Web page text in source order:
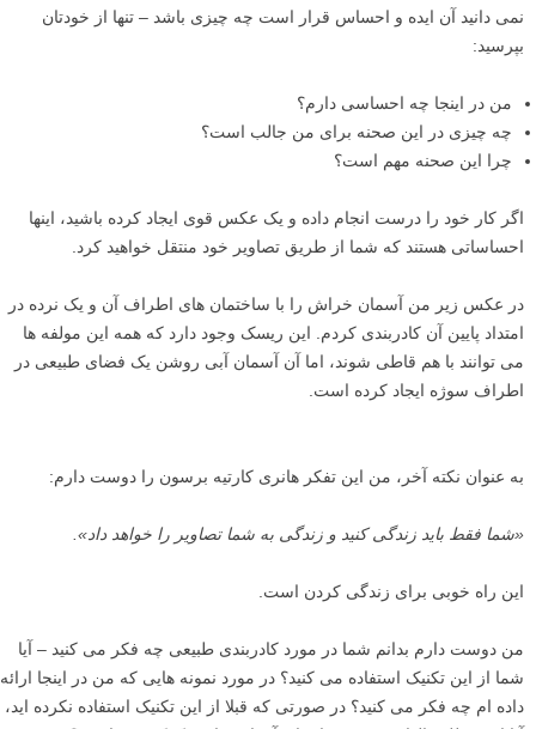
مردم اغلب از من می پرسند که چرا من آن را فتوشاپ نکرده ام، چون می
تواند مانند یک تکه گرد و غبار یا یک اشتباه به نظر برسد، اما من عاشق این
کوچکی در تصویر وجود داشته باشد که لایه های جذابیت را در عکس های
شما ایجاد کند، بنابراین بینندگان شما در یک نگاه همه چیز را نمی بینند. (یا
همانطور که هانری کارتیه برسون گفته است، «
این عکس دیگری است که واقعا کادربندی ظریف و نامحسوسی دارد. اما من
بازی کنید (و هیچ چیز جالب و سرگرم کننده تری از بازی با تمام این مفاهیم و
ایده های مختلف، و تبدیل آنها به مفاهیم و ایده های شخصی خودتان وجود
ندارد).